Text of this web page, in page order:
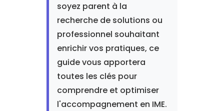
soyez parent à la
recherche de solutions ou
professionnel souhaitant
enrichir vos pratiques, ce
guide vous apportera
toutes les clés pour
comprendre et optimiser
l'accompagnement en IME.